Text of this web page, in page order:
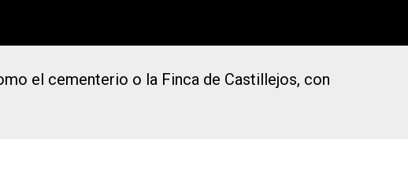
el cementerio o la Finca de Castillejos, con